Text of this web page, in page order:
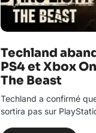
Techland
PS4 et Xbox
The Beast
Techland a confirmé
sortira pas sur